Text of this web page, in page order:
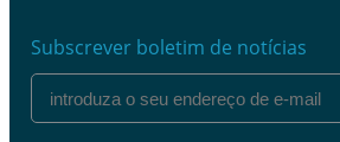
Subscrever boletim de notícias